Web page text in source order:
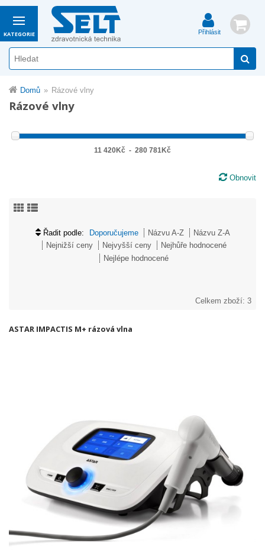
Přihlásit
KATEGORIE
Domů Rázové vlny
Rázové vlny
11 420Kč - 280 781Kč
Obnovit
Řadit podle: Doporučujeme Názvu A-Z
Názvu Z-A
Nejnižší ceny
Nejvyšší ceny
Nejhůře hodnocené
Nejlépe hodnocené
Celkem zboží: 3
ASTAR IMPACTIS M+ rázová vlna